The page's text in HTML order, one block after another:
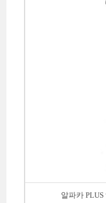
알파카